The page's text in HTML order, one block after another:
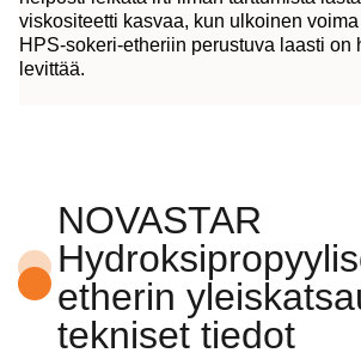
viskositeetti kasvaa, kun ulkoinen
HPS-sokeri-etheriin perustuva laasti on
levittää.
NOVASTAR
etherin
tekniset tiedot